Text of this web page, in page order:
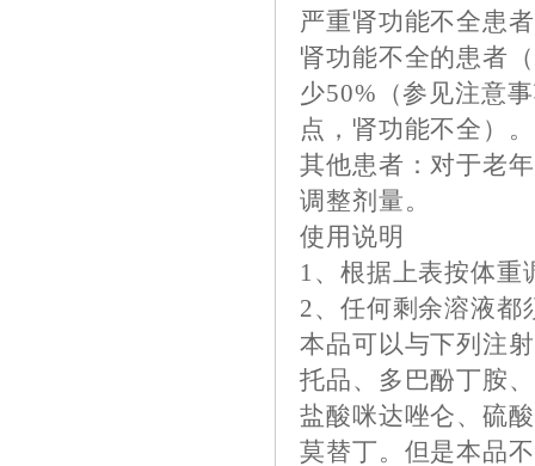
严重肾功能不全患
肾功能不全的患者
少50%（参见注意
点，肾功能不全）。
其他患者：对于老
调整剂量。
使用说明
1、根据上表按体重
2、任何剩余溶液都
本品可以与下列注
托品、多巴酚丁胺
盐酸咪达唑仑、硫
莫替丁。但是本品